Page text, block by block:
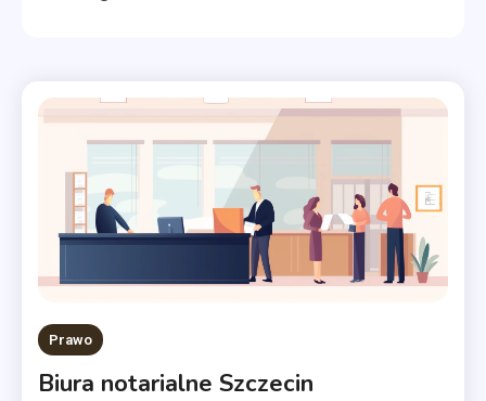
Prawo
Biura notarialne Szczecin